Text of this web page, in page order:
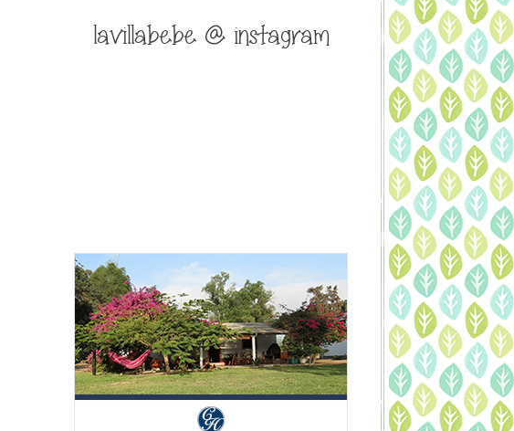
lavillabebe @ instagram